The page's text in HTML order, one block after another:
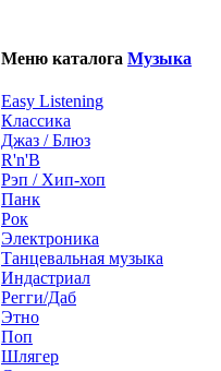
Меню каталога Музыка
Easy Listening
Классика
Джаз / Блюз
R'n'B
Рэп / Хип-хоп
Панк
Рок
Электроника
Танцевальная музыка
Индастриал
Регги/Даб
Этно
Поп
Шлягер